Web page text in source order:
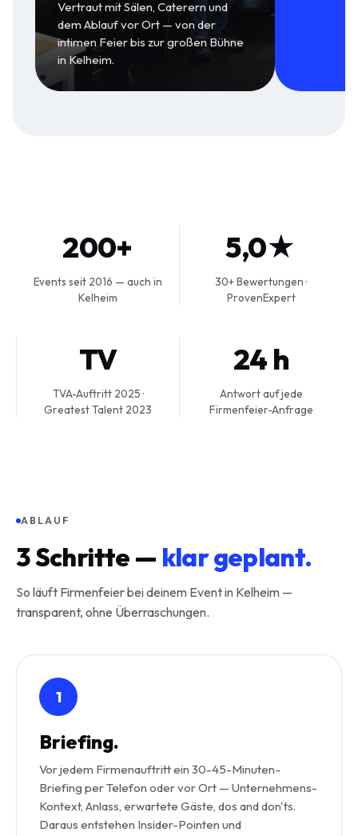
Vertraut mit Sälen, Caterern und
dem Ablauf vor Ort — von der
intimen Feier bis zur großen Bühne
in Kelheim.
200+
Events seit 2016 — auch in
Kelheim
5,0★
30+ Bewertungen ·
ProvenExpert
TV
TVA-Auftritt 2025 ·
Greatest Talent 2023
24 h
Antwort auf jede
Firmenfeier-Anfrage
ABLAUF
3Schritte — klar geplant.
So läuft Firmenfeier bei deinem Event in Kelheim —
transparent, ohne Überraschungen.
1
Briefing.
Vor jedem Firmenauftritt ein 30-45-Minuten-
Briefing per Telefon oder vor Ort — Unternehmens-
Kontext, Anlass, erwartete Gäste, dos and don'ts.
Daraus entstehen Insider-Pointen und